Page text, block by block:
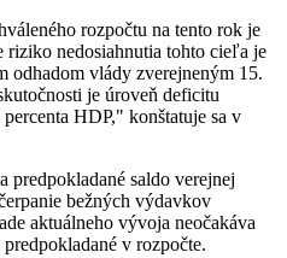
rozpočtu na tento rok je
riziko nedosiahnutia tohto cieľa je
odhadom vlády zverejneným 15.
je úroveň deficitu
HDP," konštatuje sa v
saldo verejnej
bežných výdavkov
aktuálneho vývoja neočakáva
v rozpočte.